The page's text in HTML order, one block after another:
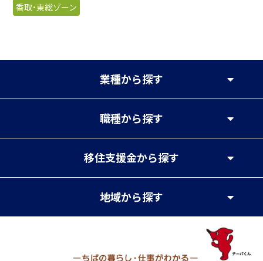
香取・東総ゾーン
業種から探す
職種から探す
移住支援金から探す
地域から探す